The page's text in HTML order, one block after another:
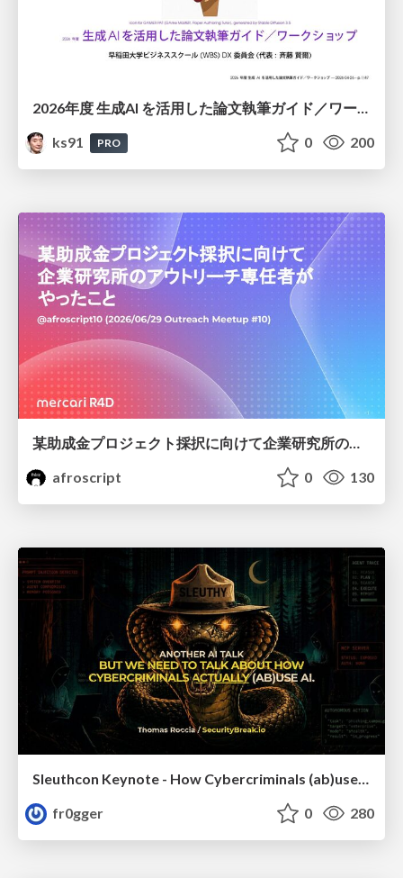
2026年度 生成AI を活用した論文執筆ガイド／ワークショップ / 2026 Academic Year Guide to Writing Papers Using Generative AI - Workshop
ks91
PRO 0 200
某助成金プロジェクト採択に向けて企業研究所のアウトリーチ専任者がやったこと
afroscript
0 130
fr0gger
0 280